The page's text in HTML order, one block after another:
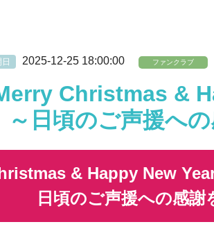
2025-12-25 18:00:00 ファンクラブ
Christmas &
日頃のご声援へ
& Happy New
日頃のご声援への感謝